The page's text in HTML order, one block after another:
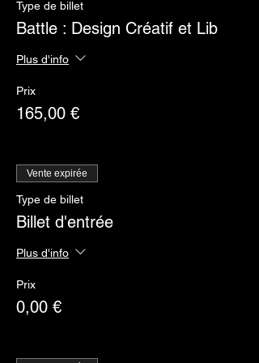
Type de billet
Battle : Design Créatif et Lib
Plus d'info
Prix
165,00 €
Vente expirée
Type de billet
Billet d'entrée
Plus d'info
Prix
0,00 €